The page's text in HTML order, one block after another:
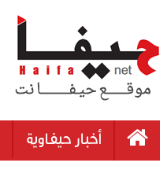
أخبار حيفاوية